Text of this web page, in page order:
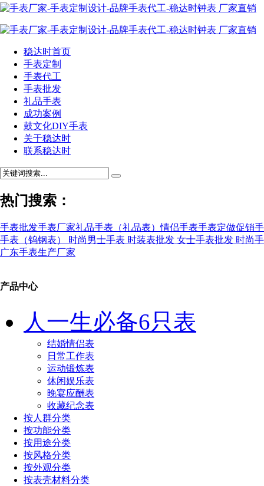
稳达时首页
手表定制
手表代工
手表批发
礼品手表
成功案例
鼓文化DIY手表
关于稳达时
联系稳达时
热门搜索：
手表批发手表厂家礼品手表（礼品表）情侣手表手表定做促销
手表（钨钢表）
时尚男士手表 时装表批发 女士手表批发 时尚
广东手表生产厂家
产品中心
人一生必备6只表
结婚情侣表
日常工作表
运动锻炼表
休闲娱乐表
晚宴应酬表
收藏纪念表
按人群分类
按功能分类
按用途分类
按风格分类
按外观分类
按表壳材料分类